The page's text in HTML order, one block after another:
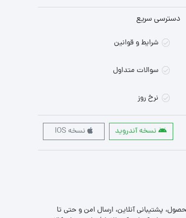
دسترسی سریع
شرایط و قوانین
سوالات متداول
نرخ روز
نسخه آندروید نسخه IOS
پشتیبانی آنلاین، ارسال امن و حتی تا